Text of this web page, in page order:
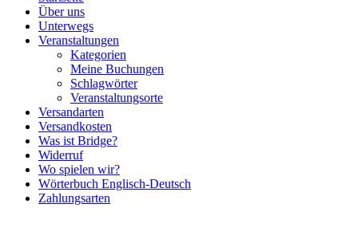
Über uns
Unterwegs
Veranstaltungen
Kategorien
Meine Buchungen
Schlagwörter
Veranstaltungsorte
Versandarten
Versandkosten
Was ist Bridge?
Widerruf
Wo spielen wir?
Wörterbuch Englisch-Deutsch
Zahlungsarten